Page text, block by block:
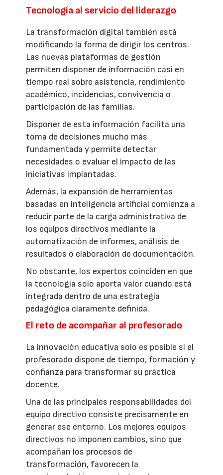
Tecnología al servicio del liderazgo
La transformación digital también está
modificando la forma de dirigir los centros.
Las nuevas plataformas de gestión
permiten disponer de información casi en
tiempo real sobre asistencia, rendimiento
académico, incidencias, convivencia o
participación de las familias.
Disponer de esta información facilita una
toma de decisiones mucho más
fundamentada y permite detectar
necesidades o evaluar el impacto de las
iniciativas implantadas.
Además, la expansión de herramientas
basadas en inteligencia artificial comienza a
reducir parte de la carga administrativa de
los equipos directivos mediante la
automatización de informes, análisis de
resultados o elaboración de documentación.
No obstante, los expertos coinciden en que
la tecnología solo aporta valor cuando está
integrada dentro de una estrategia
pedagógica claramente definida.
El reto de acompañar al profesorado
La innovación educativa solo es posible si el
profesorado dispone de tiempo, formación y
confianza para transformar su práctica
docente.
Una de las principales responsabilidades del
equipo directivo consiste precisamente en
generar ese entorno. Los mejores equipos
directivos no imponen cambios, sino que
acompañan los procesos de
transformación, favorecen la